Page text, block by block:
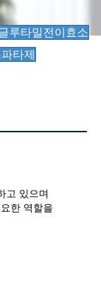
루타밀전이효소
타제
고 있으며
한 역할을